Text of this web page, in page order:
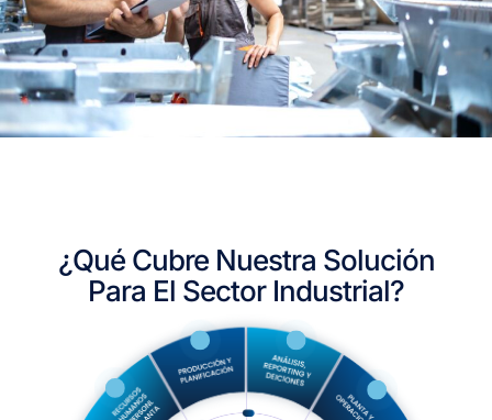
¿Qué Cubre Nuestra Solución
Para El Sector Industrial?